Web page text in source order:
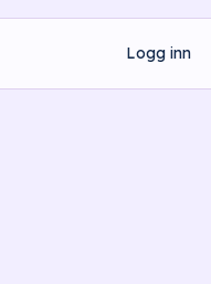
Logg inn